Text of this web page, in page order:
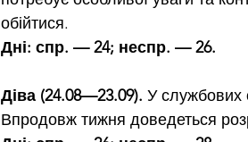
обійтися.
Дні: спр. — 24; неспр. — 26.
Діва (24.08—23.09). У службових
Впродовж тижня доведеться